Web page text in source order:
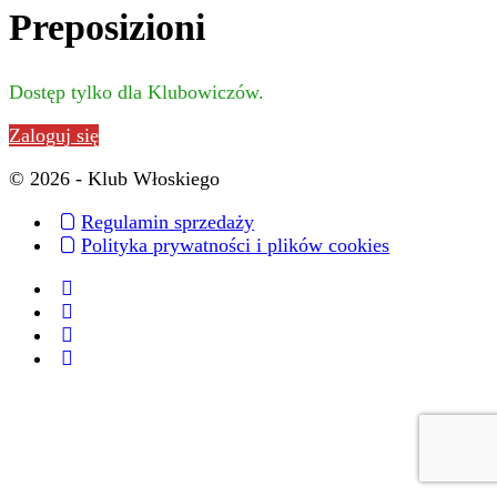
Preposizioni
Dostęp tylko dla Klubowiczów.
Zaloguj się
© 2026 - Klub Włoskiego
Regulamin sprzedaży
Polityka prywatności i plików cookies